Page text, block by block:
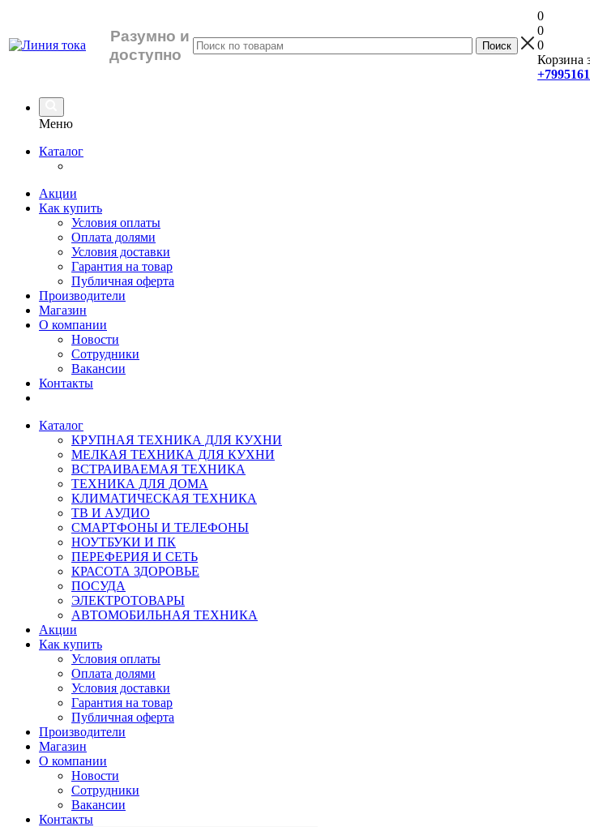
Разумно и
доступно
0
0
0
Корзина
Меню
Каталог
Акции
Как купить
Условия оплаты
Оплата долями
Условия доставки
Гарантия на товар
Публичная оферта
Производители
Магазин
О компании
Новости
Сотрудники
Вакансии
Контакты
Каталог
КРУПНАЯ ТЕХНИКА ДЛЯ КУХНИ
МЕЛКАЯ ТЕХНИКА ДЛЯ КУХНИ
ВСТРАИВАЕМАЯ ТЕХНИКА
ТЕХНИКА ДЛЯ ДОМА
КЛИМАТИЧЕСКАЯ ТЕХНИКА
ТВ И AУДИО
СМАРТФОНЫ И ТЕЛЕФОНЫ
НОУТБУКИ И ПК
ПЕРЕФЕРИЯ И СЕТЬ
КРАСОТА ЗДОРОВЬЕ
ПОСУДА
ЭЛЕКТРОТОВАРЫ
АВТОМОБИЛЬНАЯ ТЕХНИКА
Акции
Как купить
Условия оплаты
Оплата долями
Условия доставки
Гарантия на товар
Публичная оферта
Производители
Магазин
О компании
Новости
Сотрудники
Вакансии
Контакты